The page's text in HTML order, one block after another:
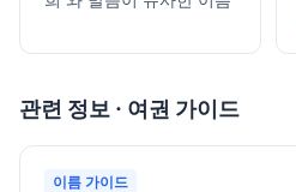
관련 정보 · 여권 가이드
이름 가이드